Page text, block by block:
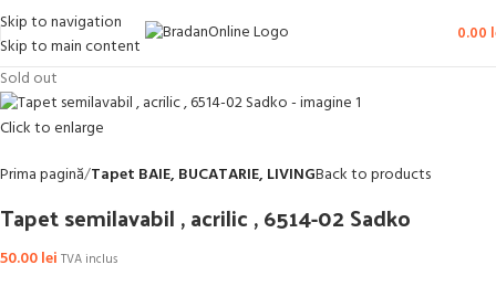
Skip to navigation
Skip to main content
0.00
Sold out
Click to enlarge
Prima pagină Tapet BAIE, BUCATARIE, LIVINGBack to products
Tapet semilavabil , acrilic , 6514-02 Sadko
50.00lei TVA inclus